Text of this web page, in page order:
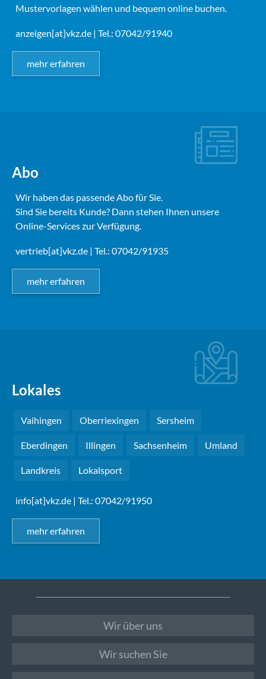
Mustervorlagen wählen und bequem online buchen.
anzeigen[at]vkz.de | Tel.: 07042/91940
mehr erfahren
Abo
Wir haben das passende Abo für Sie.
Sind Sie bereits Kunde? Dann stehen Ihnen unsere
Online-Services zur Verfügung.
vertrieb[at]vkz.de | Tel.: 07042/91935
mehr erfahren
Lokales
Vaihingen Oberriexingen Sersheim
Eberdingen Illingen Sachsenheim Umland
Landkreis Lokalsport
info[at]vkz.de | Tel.: 07042/91950
mehr erfahren
Wir über uns
Wir suchen Sie